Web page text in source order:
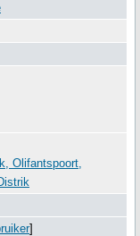
Olifantspoort,
]